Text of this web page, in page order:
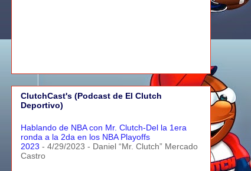
ClutchCast's (Podcast de El Clutch
Deportivo)
Hablando de NBA con Mr. Clutch-Del la 1era
ronda a la 2da en los NBA Playoffs
2023 - 4/29/2023 - Daniel “Mr. Clutch” Mercado
Castro